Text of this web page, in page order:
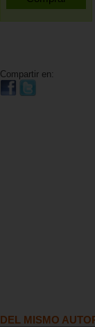
Compartir en:
DEL MISMO